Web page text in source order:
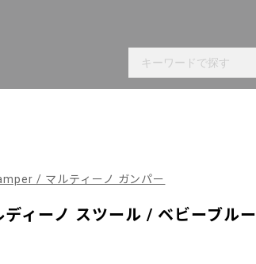
/ マルティーノ ガンパー
ディーノ スツール / ベビーブルー